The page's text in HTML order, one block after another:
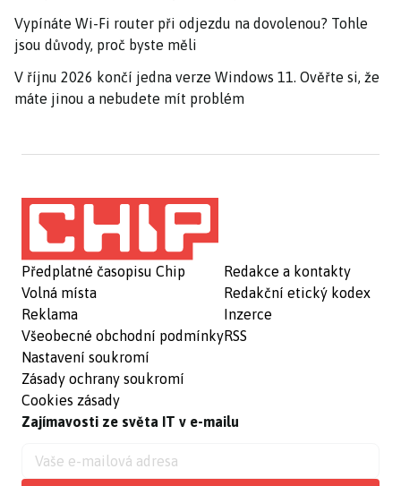
Vypínáte Wi-Fi router při odjezdu na dovolenou? Tohle
jsou důvody, proč byste měli
V říjnu 2026 končí jedna verze Windows 11. Ověřte si, že
máte jinou a nebudete mít problém
Předplatné časopisu Chip
Volná místa
Reklama
Všeobecné obchodní podmínky
Nastavení soukromí
Zásady ochrany soukromí
Cookies zásady
Redakce a kontakty
Redakční etický kodex
Inzerce
RSS
Zajímavosti ze světa IT v e-mailu